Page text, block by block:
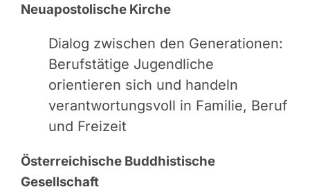
Neuapostolische Kirche
Dialog zwischen den Generationen:
Berufstätige Jugendliche
orientieren sich und handeln
verantwortungsvoll in Familie, Beruf
und Freizeit
Österreichische Buddhistische
Gesellschaft